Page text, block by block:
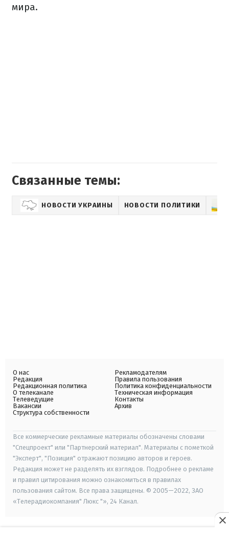
мира.
Связанные темы:
НОВОСТИ УКРАИНЫ НОВОСТИ ПОЛИТИКИ
О нас
Редакция
Редакционная политика
О телеканале
Телеведущие
Вакансии
Структура собственности
Рекламодателям
Правила пользования
Политика конфиденциальности
Техническая информация
Контакты
Архив
Все коммерческие рекламные материалы обозначены словами
"Спецпроект" или "Партнерский материал". Материалы с пометкой
"Эксперт", "Позиция" отражают позицию авторов и героев.
Редакция может не разделять их взглядов. Подробнее о рекламе
и правил цитирования можно ознакомиться в правилах
пользования сайтом. Все права защищены. © 2005—2022, ЗАО
«Телерадиокомпания" Люкс "», 24 Канал.